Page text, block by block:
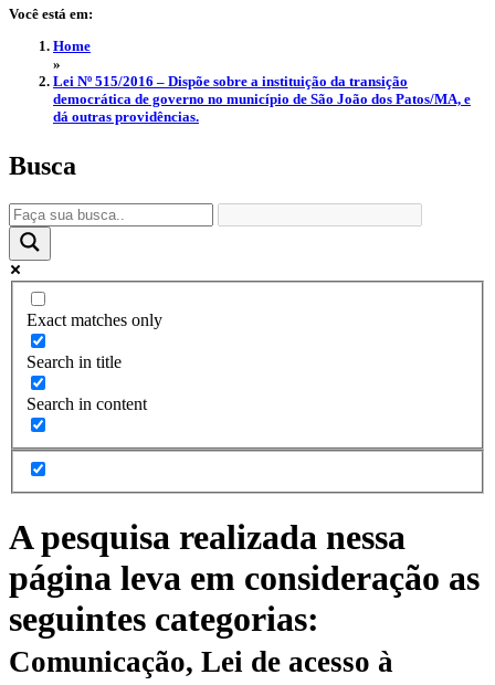
Você está em:
Home
»
Lei Nº 515/2016 – Dispõe sobre a instituição da transição
democrática de governo no município de São João dos Patos/MA, e
dá outras providências.
Busca
Exact matches only
Search in title
Search in content
A pesquisa realizada nessa
página leva em consideração as
seguintes categorias:
Comunicação, Lei de acesso à